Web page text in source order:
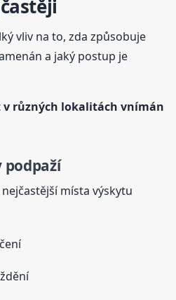
vliv na to, zda způsobuje
a jaký postup je
různých lokalitách vnímán
podpaží
místa výskytu